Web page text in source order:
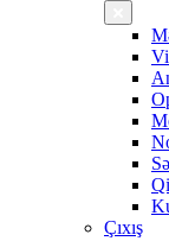
Çıxış